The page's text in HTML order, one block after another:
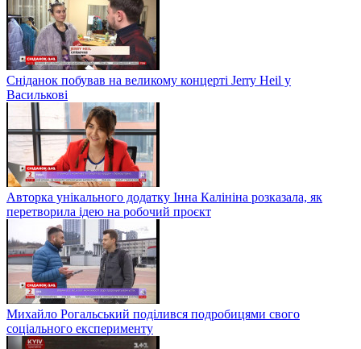
Сніданок побував на великому концерті Jerry Heil у
Василькові
Авторка унікального додатку Інна Калініна розказала, як
перетворила ідею на робочий проєкт
Михайло Рогальський поділився подробицями свого
соціального експерименту